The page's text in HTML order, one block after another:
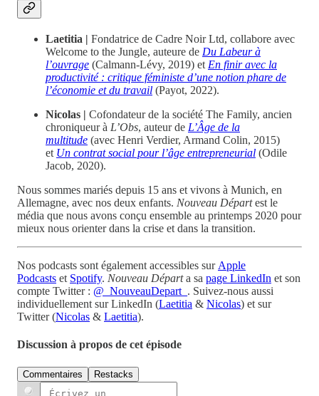
Laetitia | Fondatrice de Cadre Noir Ltd, collabore avec
Welcome to the Jungle, auteure de Du Labeur à
l’ouvrage (Calmann-Lévy, 2019) et En finir avec la
productivité : critique féministe d’une notion phare de
l’économie et du travail (Payot, 2022).
Nicolas | Cofondateur de la société The Family, ancien
chroniqueur à L’Obs, auteur de L’Âge de la
multitude (avec Henri Verdier, Armand Colin, 2015)
et Un contrat social pour l’âge entrepreneurial (Odile
Jacob, 2020).
Nous sommes mariés depuis 15 ans et vivons à Munich, en
Allemagne, avec nos deux enfants. Nouveau Départest le
média que nous avons conçu ensemble au printemps 2020 pour
mieux nous orienter dans la crise et dans la transition.
Nos podcasts sont également accessibles sur Apple
Podcasts et Spotify. Nouveau Départa sa page LinkedIn et son
compte Twitter : @_NouveauDepart_ . Suivez-nous aussi
individuellement sur LinkedIn (Laetitia & Nicolas) et sur
Twitter (Nicolas & Laetitia).
Discussion à propos de cet épisode
Commentaires Restacks